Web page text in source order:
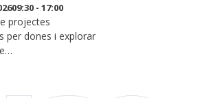
- 17:00
projectes
per dones i explorar